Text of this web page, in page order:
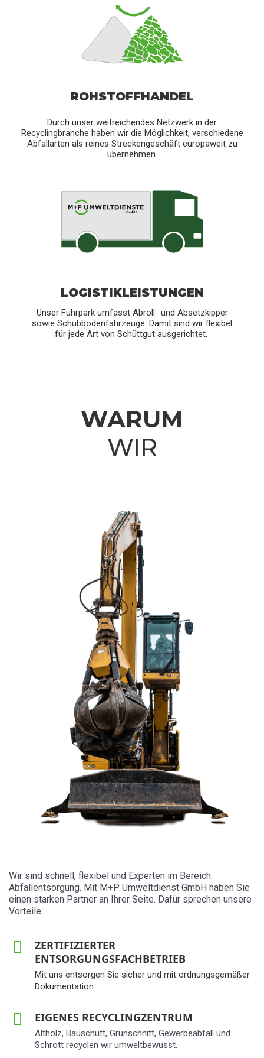
ROHSTOFFHANDEL
Durch unser weitreichendes Netzwerk in der
Recyclingbranche haben wir die Möglichkeit, verschiedene
Abfallarten als reines Streckengeschäft europaweit zu
übernehmen.
LOGISTIKLEISTUNGEN
Unser Fuhrpark umfasst Abroll- und Absetzkipper
sowie Schubbodenfahrzeuge. Damit sind wir flexibel
für jede Art von Schüttgut ausgerichtet.
WARUM
WIR
Wir sind schnell, flexibel und Experten im Bereich
Abfallentsorgung. Mit M+P Umweltdienst GmbH haben Sie
einen starken Partner an Ihrer Seite. Dafür sprechen unsere
Vorteile:
ZERTIFIZIERTER
ENTSORGUNGSFACHBETRIEB
Mit uns entsorgen Sie sicher und mit ordnungsgemäßer
Dokumentation.
EIGENES RECYCLINGZENTRUM
Altholz, Bauschutt, Grünschnitt, Gewerbeabfall und
Schrott recyclen wir umweltbewusst.